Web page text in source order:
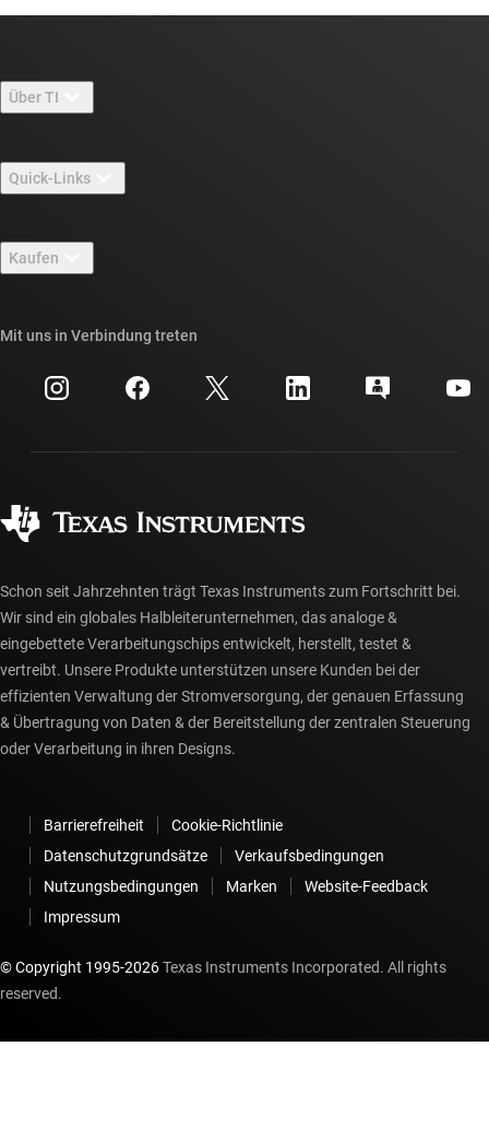
Über TI
Stellenangebote
Newsroom
Veranstaltungen
Investorenbeziehungen
Quick-Links
TI E2E™-Design-Support-Foren
Querverweis-Suche
Kundensupportzentrum
myTI-Konto FAQs
Kaufen
Häufig gestellte Fragen zu Bestellungen
Mit uns in Verbindung treten
Schon seit Jahrzehnten trägt Texas Instruments zum Fortschritt bei.
Wir sind ein globales Halbleiterunternehmen, das analoge &
eingebettete Verarbeitungschips entwickelt, herstellt, testet &
vertreibt. Unsere Produkte unterstützen unsere Kunden bei der
effizienten Verwaltung der Stromversorgung, der genauen Erfassung
& Übertragung von Daten & der Bereitstellung der zentralen Steuerung
oder Verarbeitung in ihren Designs.
Barrierefreiheit
Cookie-Richtlinie
Datenschutzgrundsätze
Verkaufsbedingungen
Nutzungsbedingungen
Marken
Website-Feedback
Impressum
© Copyright 1995-2026Texas Instruments Incorporated. All rights
reserved.